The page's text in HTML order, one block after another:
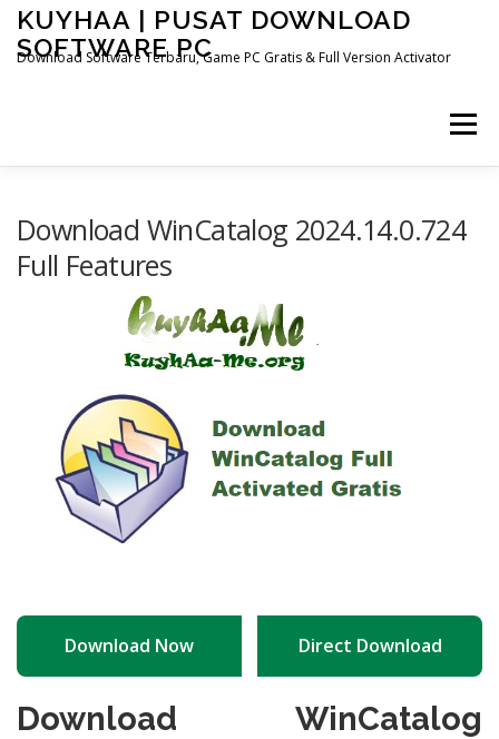
Skip
content
KUYHAA | PUSAT DOWNLOAD
SOFTWARE PC
Download Software Terbaru, Game PC Gratis & Full Version Activator
Menu
OTHER PAGES
Download WinCatalog 2024.14.0.724
Full Features
Download Now Direct Download
Download WinCatalog